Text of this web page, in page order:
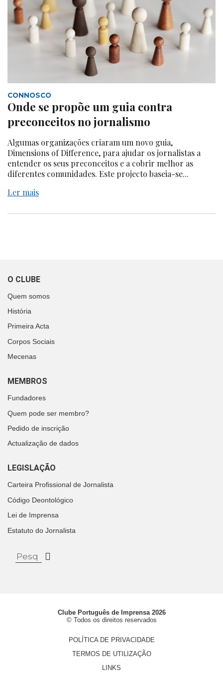
CONNOSCO
Onde se propõe um guia contra
preconceitos no jornalismo
Algumas organizações criaram um novo guia,
Dimensions of Difference, para ajudar os jornalistas a
entender os seus preconceitos e a cobrir melhor as
diferentes comunidades. Este projecto baseia-se...
Ler mais
O CLUBE
Quem somos
História
Primeira Acta
Corpos Sociais
Mecenas
MEMBROS
Fundadores
Quem pode ser membro?
Pedido de inscrição
Actualização de dados
LEGISLAÇÃO
Carteira Profissional de Jornalista
Código Deontológico
Lei de Imprensa
Estatuto do Jornalista
Clube Português de Imprensa 2026
© Todos os direitos reservados
POLÍTICA DE PRIVACIDADE
TERMOS DE UTILIZAÇÃO
LINKS